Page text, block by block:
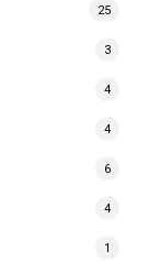
25
3
4
4
6
4
1